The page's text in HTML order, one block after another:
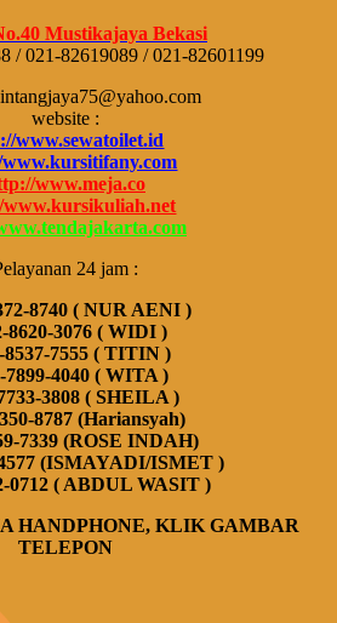
Mustikajaya Bekasi
/ 021-82619089 / 021-82601199
website :
www.sewatoilet.id
www.meja.co
24 jam :
8740 ( NUR AENI )
8620-3076 ( WIDI )
8537-7555 ( TITIN )
7899-4040 ( WITA )
3808 ( SHEILA )
8787 (Hariansyah)
7339 (ROSE INDAH)
(ISMAYADI/ISMET )
0712 ( ABDUL WASIT )
HANDPHONE, KLIK GAMBAR
TELEPON